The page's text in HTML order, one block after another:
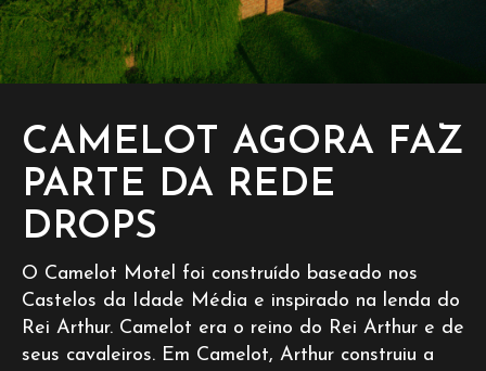
CAMELOT AGORA FAZ
PARTE DA REDE
DROPS
O Camelot Motel foi construído baseado nos
Castelos da Idade Média e inspirado na lenda do
Rei Arthur. Camelot era o reino do Rei Arthur e de
seus cavaleiros. Em Camelot, Arthur construiu a